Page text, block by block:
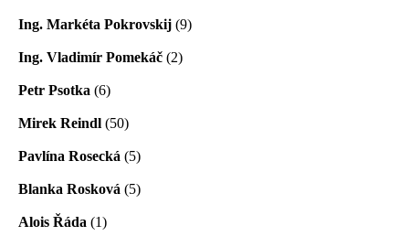
Ing. Markéta Pokrovskij (9)
Ing. Vladimír Pomekáč (2)
Petr Psotka (6)
Mirek Reindl (50)
Pavlína Rosecká (5)
Blanka Rosková (5)
Alois Řáda (1)